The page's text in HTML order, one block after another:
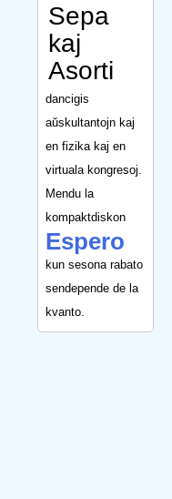
Sepa
kaj
Asorti
dancigis
aŭskultantojn kaj
en fizika kaj en
virtuala kongresoj.
Mendu la
kompaktdiskon
Espero
kun sesona rabato
sendepende de la
kvanto.